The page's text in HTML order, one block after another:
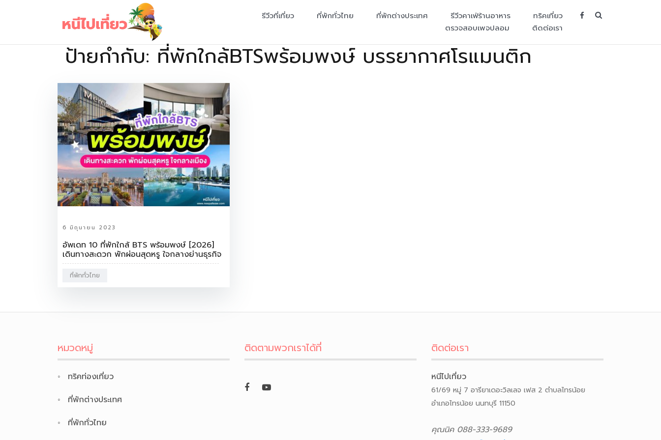
เว็บไซต์รวบรวมที่พัก ที่เที่ยว ที่กิน ไว้ในที่เดียว
รีวีวที่เที่ยว ที่พักทั่วไทย ที่พักต่างประเทศ รีวีวคาเฟ่ร้านอาหาร
ทริคเที่ยว
ตรวจสอบเพจปลอม
ติดต่อเรา
ป้ายกำกับ: ที่พักใกล้BTSพร้อมพงษ์ บรรยากาศโรแมนติก
6 มิถุนายน 2023
อัพเดท 10 ที่พักใกล้ BTS พร้อมพงษ์ [2026]
เดินทางสะดวก พักผ่อนสุดหรู ใจกลางย่านธุรกิจ
ที่พักทั่วไทย
หมวดหมู่
ทริคท่องเที่ยว
ที่พักต่างประเทศ
ที่พักทั่วไทย
ติดตามพวกเราได้ที่ ติดต่อเรา
หนีไปเที่ยว
61/69 หมู่ 7 อารียาเดอะวิลเลจ เฟส 2 ตำบลไทรน้อย
อำเภอไทรน้อย นนทบุรี 11150
คุณนิค 088-333-9689